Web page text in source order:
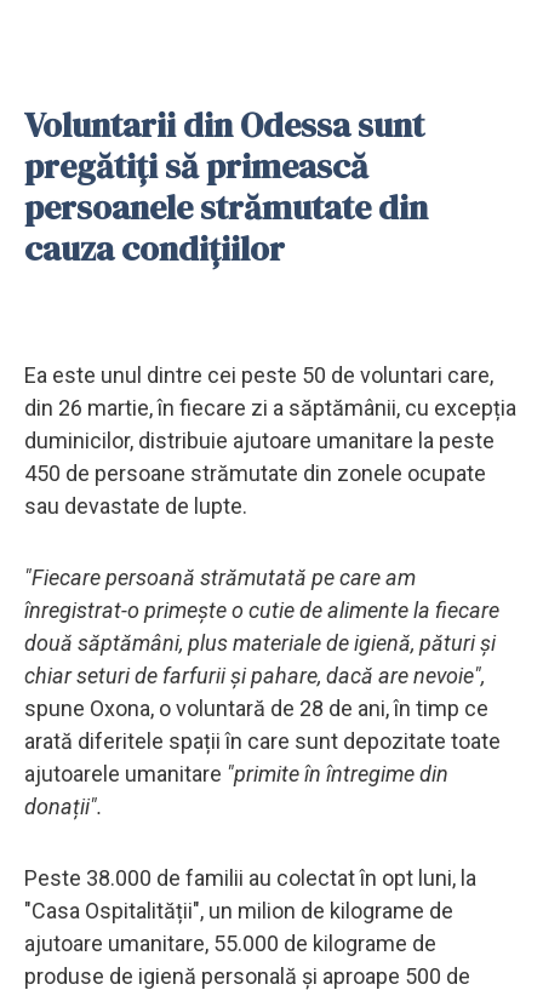
Voluntarii din Odessa sunt
pregătiți să primească
persoanele strămutate din
cauza condițiilor
Ea este unul dintre cei peste 50 de voluntari care,
din 26 martie, în fiecare zi a săptămânii, cu excepția
duminicilor, distribuie ajutoare umanitare la peste
450 de persoane strămutate din zonele ocupate
sau devastate de lupte.
"Fiecare persoană strămutată pe care am
înregistrat-o primește o cutie de alimente la fiecare
două săptămâni, plus materiale de igienă, pături și
chiar seturi de farfurii și pahare, dacă are nevoie",
spune Oxona, o voluntară de 28 de ani, în timp ce
arată diferitele spații în care sunt depozitate toate
ajutoarele umanitare "primite în întregime din
donații".
Peste 38.000 de familii au colectat în opt luni, la
"Casa Ospitalității", un milion de kilograme de
ajutoare umanitare, 55.000 de kilograme de
produse de igienă personală și aproape 500 de